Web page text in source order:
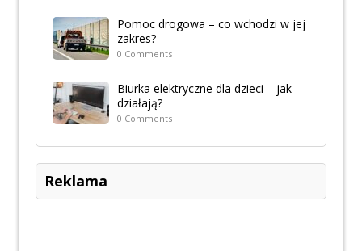
Pomoc drogowa – co wchodzi w jej
zakres?
0 Comments
Biurka elektryczne dla dzieci – jak
działają?
0 Comments
Reklama